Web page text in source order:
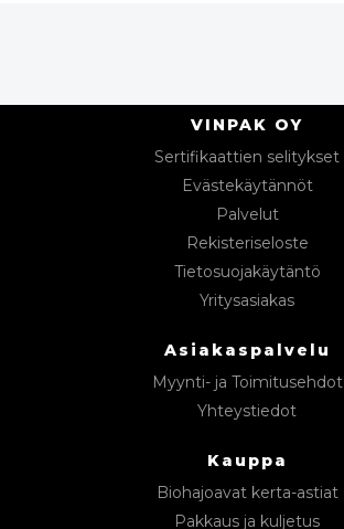
VINPAK OY
Sertifikaattien selitykset
Evästekäytännöt
Palvelut
Rekisteriseloste
Tietosuojakäytäntö
Yritysasiakas
Asiakaspalvelu
Myynti- ja Toimitusehdot
Yhteystiedot
Kauppa
Biohajoavat kerta-astiat
Pakkaus ja kuljetus